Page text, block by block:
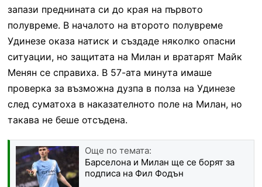
запази преднината си до края на първото
полувреме. В началото на второто полувреме
Удинезе оказа натиск и създаде няколко опасни
ситуации, но защитата на Милан и вратарят Майк
Менян се справиха. В 57-ата минута имаше
проверка за възможна дузпа в полза на Удинезе
след суматоха в наказателното поле на Милан, но
такава не беше отсъдена.
Още по темата:
Барселона и Милан ще се борят за
подписа на Фил Фодън